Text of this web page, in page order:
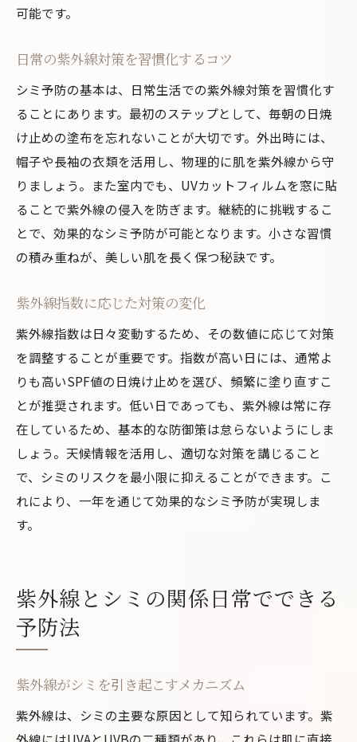
持続可能な美肌習慣の構築法
可能です。
日常の紫外線対策を習慣化するコツ
シミ予防の基本は、日常生活での紫外線対策を習慣化す
ることにあります。最初のステップとして、毎朝の日焼
け止めの塗布を忘れないことが大切です。外出時には、
帽子や長袖の衣類を活用し、物理的に肌を紫外線から守
りましょう。また室内でも、UVカットフィルムを窓に貼
ることで紫外線の侵入を防ぎます。継続的に挑戦するこ
とで、効果的なシミ予防が可能となります。小さな習慣
の積み重ねが、美しい肌を長く保つ秘訣です。
紫外線指数に応じた対策の変化
紫外線指数は日々変動するため、その数値に応じて対策
を調整することが重要です。指数が高い日には、通常よ
りも高いSPF値の日焼け止めを選び、頻繁に塗り直すこ
とが推奨されます。低い日であっても、紫外線は常に存
在しているため、基本的な防御策は怠らないようにしま
しょう。天候情報を活用し、適切な対策を講じること
で、シミのリスクを最小限に抑えることができます。こ
れにより、一年を通じて効果的なシミ予防が実現しま
す。
紫外線とシミの関係日常でできる
予防法
紫外線がシミを引き起こすメカニズム
紫外線は、シミの主要な原因として知られています。紫